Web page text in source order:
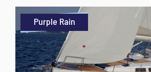
Purple Rain